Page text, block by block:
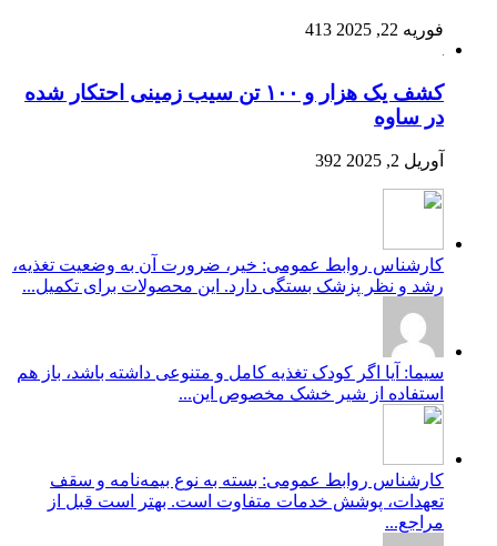
فوریه 22, 2025 413
کشف یک هزار و ۱۰۰ تن سیب زمینی احتکار شده
در ساوه
آوریل 2, 2025 392
کارشناس روابط عمومی: خیر، ضرورت آن به وضعیت تغذیه،
رشد و نظر پزشک بستگی دارد. این محصولات برای تکمیل...
سیما: آیا اگر کودک تغذیه کامل و متنوعی داشته باشد، باز هم
استفاده از شیر خشک مخصوص این...
کارشناس روابط عمومی: بسته به نوع بیمه‌نامه و سقف
تعهدات، پوشش خدمات متفاوت است. بهتر است قبل از
مراجع...